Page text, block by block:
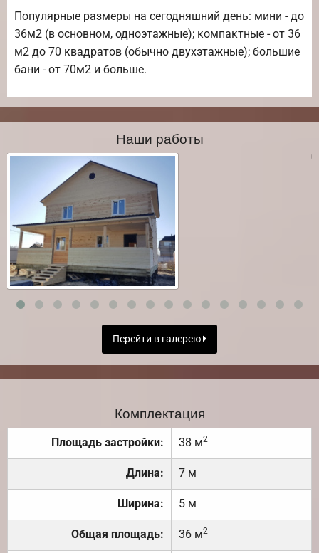
Популярные размеры на сегодняшний день: мини - до
36м2 (в основном, одноэтажные); компактные - от 36
м2 до 70 квадратов (обычно двухэтажные); большие
бани - от 70м2 и больше.
Наши работы
Перейти в галерею
Комплектация
Площадь застройки: 38 м2
Длина: 7 м
Ширина: 5 м
Общая площадь: 36 м2